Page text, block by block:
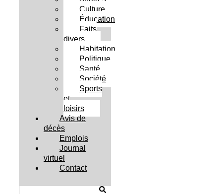
Culture
Éducation
Faits
divers
Habitation
Politique
Santé
Société
Sports
et
loisirs
Avis de
décès
Emplois
Journal
virtuel
Contact